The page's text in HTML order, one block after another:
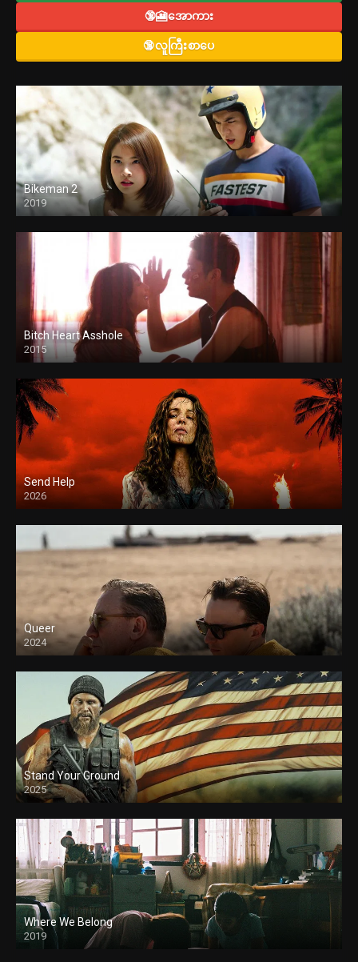
🔞🎦အောကား
🔞လူကြီးစာပေ
Bikeman 2
2019
Bitch Heart Asshole
2015
Send Help
2026
Queer
2024
Stand Your Ground
2025
Where We Belong
2019